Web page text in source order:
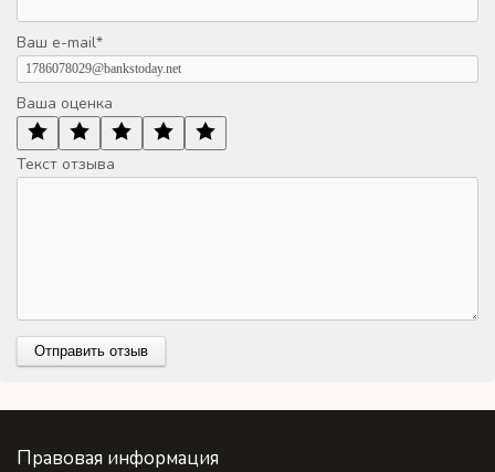
Ваш e-mail*
Ваша оценка
Текст отзыва
Правовая информация